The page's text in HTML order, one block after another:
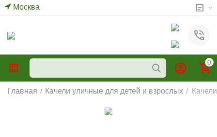
Москва
0
Главная / Качели уличные для детей и взрослых /